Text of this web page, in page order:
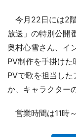
今月22日には2
放送」の特別公開
奥村心雪さん、イ
PV制作を手掛けた
PVで歌を担当し
か、キャラクター
営業時間は11時